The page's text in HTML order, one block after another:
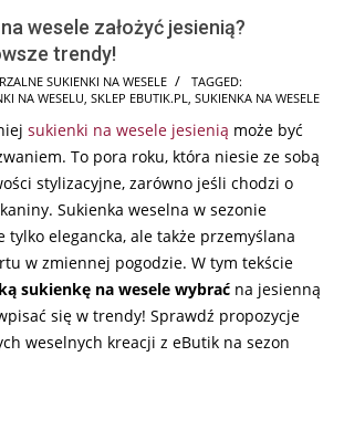
wesele założyć jesienią?
trendy!
SUKIENKI NA WESELE
TAGGED:
NA WESELU, SKLEP EBUTIK.PL, SUKIENKA NA WESELE
sukienki na wesele jesienią może być
To pora roku, która niesie ze sobą
stylizacyjne, zarówno jeśli chodzi o
Sukienka weselna w sezonie
tylko elegancka, ale także przemyślana
w zmiennej pogodzie. W tym tekście
sukienkę na wesele wybrać na jesienną
się w trendy! Sprawdź propozycje
weselnych kreacji z eButik na sezon